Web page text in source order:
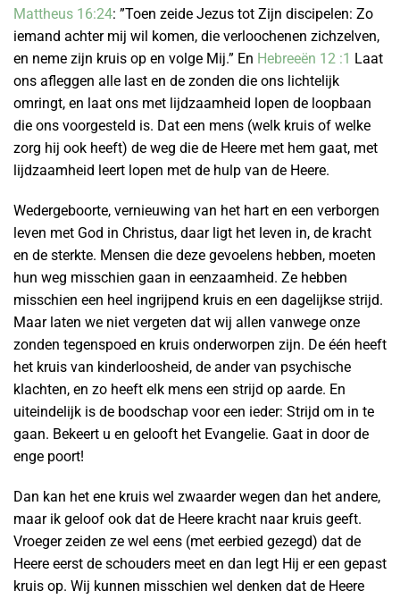
Mattheus 16:24: ”Toen zeide Jezus tot Zijn discipelen: Zo
iemand achter mij wil komen, die verloochenen zichzelven,
en neme zijn kruis op en volge Mij.” En Hebreeën 12 :1 Laat
ons afleggen alle last en de zonden die ons lichtelijk
omringt, en laat ons met lijdzaamheid lopen de loopbaan
die ons voorgesteld is. Dat een mens (welk kruis of welke
zorg hij ook heeft) de weg die de Heere met hem gaat, met
lijdzaamheid leert lopen met de hulp van de Heere.
Wedergeboorte, vernieuwing van het hart en een verborgen
leven met God in Christus, daar ligt het leven in, de kracht
en de sterkte. Mensen die deze gevoelens hebben, moeten
hun weg misschien gaan in eenzaamheid. Ze hebben
misschien een heel ingrijpend kruis en een dagelijkse strijd.
Maar laten we niet vergeten dat wij allen vanwege onze
zonden tegenspoed en kruis onderworpen zijn. De één heeft
het kruis van kinderloosheid, de ander van psychische
klachten, en zo heeft elk mens een strijd op aarde. En
uiteindelijk is de boodschap voor een ieder: Strijd om in te
gaan. Bekeert u en gelooft het Evangelie. Gaat in door de
enge poort!
Dan kan het ene kruis wel zwaarder wegen dan het andere,
maar ik geloof ook dat de Heere kracht naar kruis geeft.
Vroeger zeiden ze wel eens (met eerbied gezegd) dat de
Heere eerst de schouders meet en dan legt Hij er een gepast
kruis op. Wij kunnen misschien wel denken dat de Heere